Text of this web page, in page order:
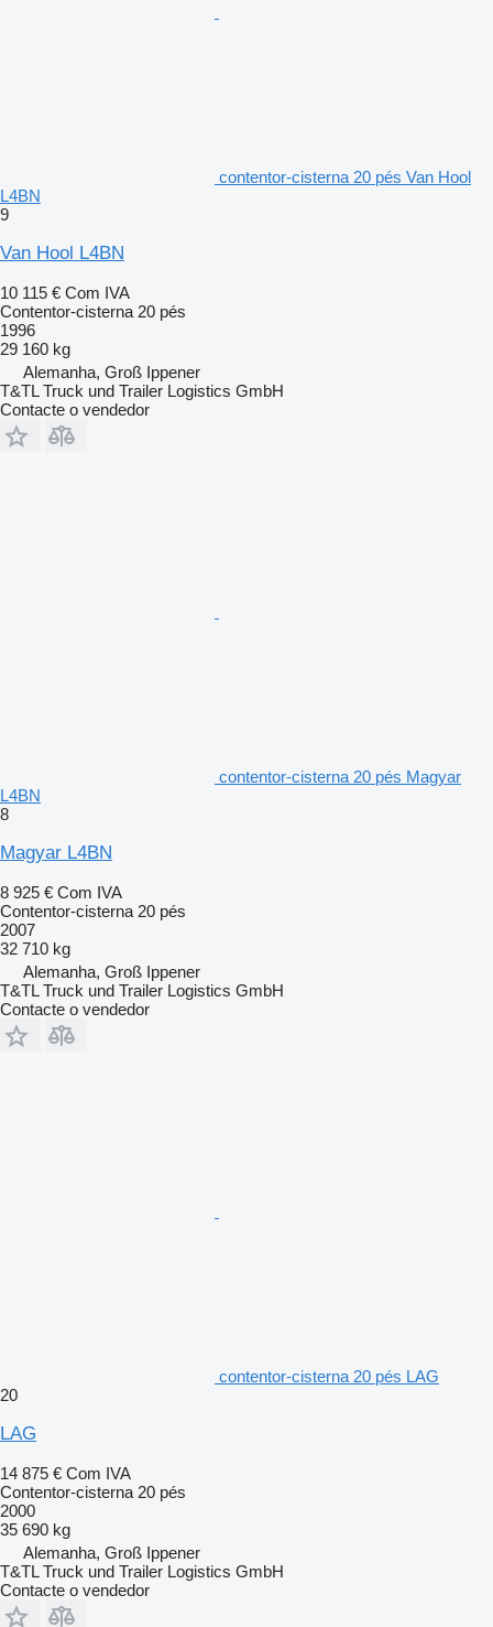
contentor-cisterna 20 pés Van Hool
L4BN
9
Van Hool L4BN
10 115 € Com IVA
Contentor-cisterna 20 pés
1996
29 160 kg
Alemanha, Groß Ippener
T&TL Truck und Trailer Logistics GmbH
Contacte o vendedor
contentor-cisterna 20 pés Magyar
L4BN
8
Magyar L4BN
8 925 € Com IVA
Contentor-cisterna 20 pés
2007
32 710 kg
Alemanha, Groß Ippener
T&TL Truck und Trailer Logistics GmbH
Contacte o vendedor
contentor-cisterna 20 pés LAG
20
LAG
14 875 € Com IVA
Contentor-cisterna 20 pés
2000
35 690 kg
Alemanha, Groß Ippener
T&TL Truck und Trailer Logistics GmbH
Contacte o vendedor